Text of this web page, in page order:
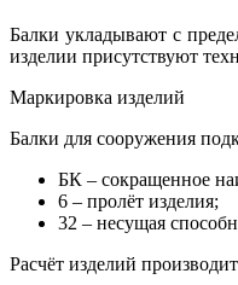
Балки укладывают с
изделии присутствуют
Маркировка изделий
Балки для сооружения
БК – сокращенное
6 – пролёт изделия;
32 – несущая
Расчёт изделий